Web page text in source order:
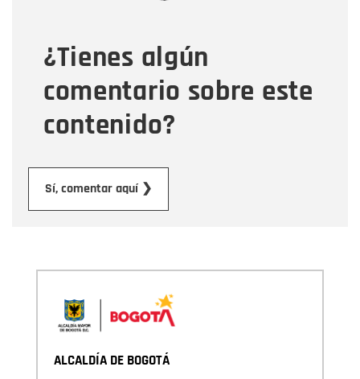
¿Tienes algún
comentario sobre este
contenido?
Sí, comentar aquí ❯
Mensaje
ALCALDÍA DE BOGOTÁ